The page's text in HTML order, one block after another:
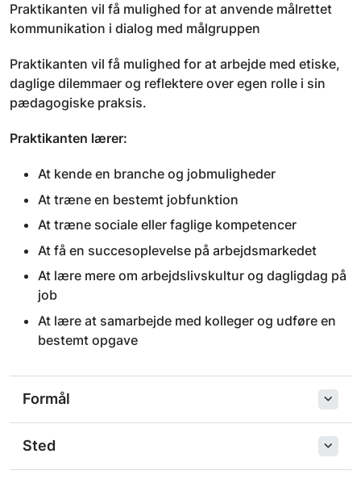
Praktikanten vil få mulighed for at anvende målrettet
kommunikation i dialog med målgruppen
Praktikanten vil få mulighed for at arbejde med etiske,
daglige dilemmaer og reflektere over egen rolle i sin
pædagogiske praksis.
Praktikanten lærer:
At kende en branche og jobmuligheder
At træne en bestemt jobfunktion
At træne sociale eller faglige kompetencer
At få en succesoplevelse på arbejdsmarkedet
At lære mere om arbejdslivskultur og dagligdag på
job
At lære at samarbejde med kolleger og udføre en
bestemt opgave
Formål
Sted